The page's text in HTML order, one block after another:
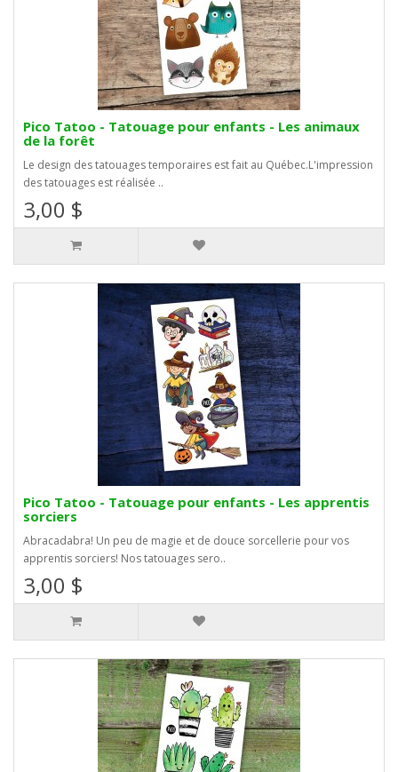
Pico Tatoo - Tatouage pour enfants - Les animaux
de la forêt
Le design des tatouages temporaires est fait au Québec.L'impression
des tatouages est réalisée ..
3,00 $
Pico Tatoo - Tatouage pour enfants - Les apprentis
sorciers
Abracadabra! Un peu de magie et de douce sorcellerie pour vos
apprentis sorciers! Nos tatouages sero..
3,00 $